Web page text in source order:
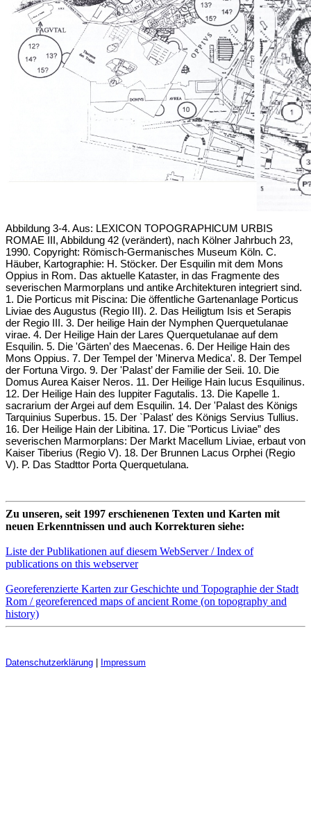
Abbildung 3-4. Aus: LEXICON TOPOGRAPHlCUM URBIS
ROMAE III, Abbildung 42 (verändert), nach Kölner Jahrbuch 23,
1990. Copyright: Römisch-Germanisches Museum Köln. C.
Häuber, Kartographie: H. Stöcker. Der Esquilin mit dem Mons
Oppius in Rom. Das aktuelle Kataster, in das Fragmente des
severischen Marmorplans und antike Architekturen integriert sind.
1. Die Porticus mit Piscina: Die öffentliche Gartenanlage Porticus
Liviae des Augustus (Regio III). 2. Das Heiligtum Isis et Serapis
der Regio III. 3. Der heilige Hain der Nymphen Querquetulanae
virae. 4. Der Heilige Hain der Lares Querquetulanae auf dem
Esquilin. 5. Die 'Gärten’ des Maecenas. 6. Der Heilige Hain des
Mons Oppius. 7. Der Tempel der 'Minerva Medica'. 8. Der Tempel
der Fortuna Virgo. 9. Der 'Palast’ der Familie der Seii. 10. Die
Domus Aurea Kaiser Neros. 11. Der Heilige Hain lucus Esquilinus.
12. Der Heilige Hain des Iuppiter Fagutalis. 13. Die Kapelle 1.
sacrarium der Argei auf dem Esquilin. 14. Der 'Palast des Königs
Tarquinius Superbus. 15. Der `Palast' des Königs Servius Tullius.
16. Der Heilige Hain der Libitina. 17. Die "Porticus Liviae” des
severischen Marmorplans: Der Markt Macellum Liviae, erbaut von
Kaiser Tiberius (Regio V). 18. Der Brunnen Lacus Orphei (Regio
V). P. Das Stadttor Porta Querquetulana.
Zu unseren, seit 1997 erschienenen Texten und Karten mit
neuen Erkenntnissen und auch Korrekturen siehe:
Liste der Publikationen auf diesem WebServer / Index of
publications on this webserver
Georeferenzierte Karten zur Geschichte und Topographie der Stadt
Rom / georeferenced maps of ancient Rome (on topography and
history)
Datenschutzerklärung Impressum